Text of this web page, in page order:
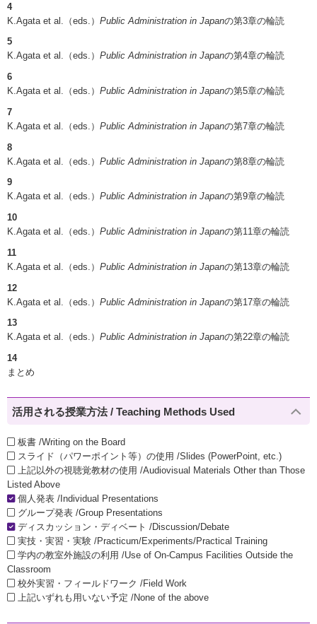
4
K.Agata et al.（eds.） Public Administration in Japanの第3章の輪読
5
K.Agata et al.（eds.） Public Administration in Japanの第4章の輪読
6
K.Agata et al.（eds.） Public Administration in Japanの第5章の輪読
7
K.Agata et al.（eds.） Public Administration in Japanの第7章の輪読
8
K.Agata et al.（eds.） Public Administration in Japanの第8章の輪読
9
K.Agata et al.（eds.） Public Administration in Japanの第9章の輪読
10
K.Agata et al.（eds.） Public Administration in Japanの第11章の輪読
11
K.Agata et al.（eds.） Public Administration in Japanの第13章の輪読
12
K.Agata et al.（eds.） Public Administration in Japanの第17章の輪読
13
K.Agata et al.（eds.） Public Administration in Japanの第22章の輪読
14
まとめ
活用される授業方法 / Teaching Methods Used
板書 /Writing on the Board
スライド（パワーポイント等）の使用 /Slides (PowerPoint, etc.)
上記以外の視聴覚教材の使用 /Audiovisual Materials Other than Those
Listed Above
個人発表 /Individual Presentations
グループ発表 /Group Presentations
ディスカッション・ディベート /Discussion/Debate
実技・実習・実験 /Practicum/Experiments/Practical Training
学内の教室外施設の利用 /Use of On-Campus Facilities Outside the
Classroom
校外実習・フィールドワーク /Field Work
上記いずれも用いない予定 /None of the above